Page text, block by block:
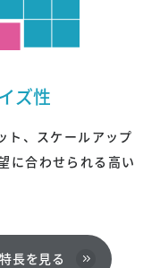
ズ性
ト、スケールアップ
に合わせられる高い
長を見る